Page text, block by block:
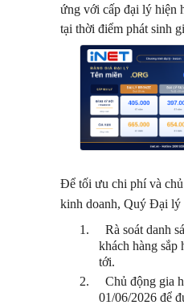
ứng với cấp đại lý hiện
tại thời điểm phát sinh
Để tối ưu chi phí và
kinh doanh, Quý Đại lý
1.
Rà soát danh
khách hàng sắp
tới.
2.
Chủ động gia
01/06/2026 để